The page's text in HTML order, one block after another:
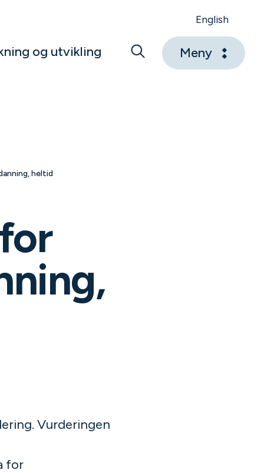
English
og utvikling Meny
heltid
Vurderingen
for